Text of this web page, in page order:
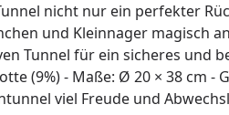
nicht nur ein perfekter
und Kleinnager magisch
Tunnel für ein sicheres und
(9%) - Maße: Ø 20 × 38 cm -
viel Freude und